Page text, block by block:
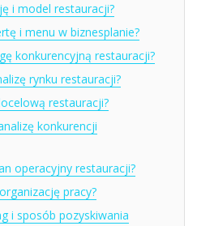
i model restauracji?
i menu w biznesplanie?
konkurencyjną restauracji?
rynku restauracji?
restauracji?
konkurencji
operacyjny restauracji?
pracy?
i sposób pozyskiwania